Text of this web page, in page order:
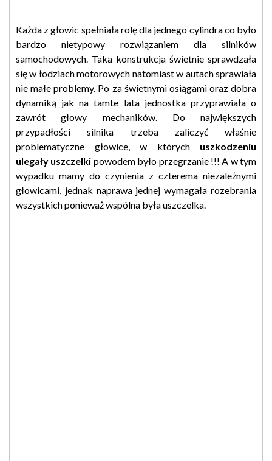
Każda z głowic spełniała rolę dla jednego cylindra co było
bardzo nietypowy rozwiązaniem dla silników
samochodowych. Taka konstrukcja świetnie sprawdzała
się w łodziach motorowych natomiast w autach sprawiała
nie małe problemy. Po za świetnymi osiągami oraz dobra
dynamiką jak na tamte lata jednostka przyprawiała o
zawrót głowy mechaników. Do największych
przypadłości silnika trzeba zaliczyć właśnie
problematyczne głowice, w których uszkodzeniu
ulegały uszczelki powodem było przegrzanie !!! A w tym
wypadku mamy do czynienia z czterema niezależnymi
głowicami, jednak naprawa jednej wymagała rozebrania
wszystkich ponieważ wspólna była uszczelka.